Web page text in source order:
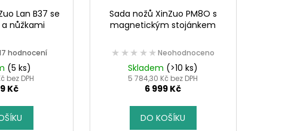
Lan B37 se
nůžkami
hodnocení
(5 ks)
bez DPH
Kč
Sada nožů XinZuo PM8O s
magnetickým stojánkem
★★★★★
★★★★★ Neohodnoceno
Skladem (>10 ks)
5 784,30 Kč bez DPH
6 999 Kč
DO KOŠÍKU